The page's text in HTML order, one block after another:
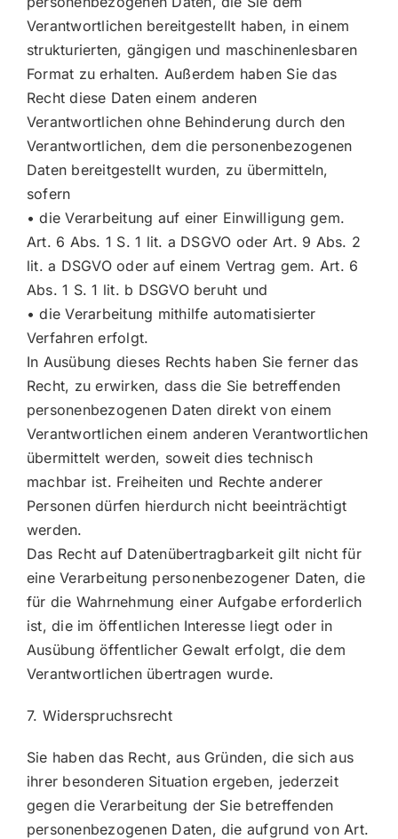
Verantwortlichen bereitgestellt haben, in einem
strukturierten, gängigen und maschinenlesbaren
Format zu erhalten. Außerdem haben Sie das
Recht diese Daten einem anderen
Verantwortlichen ohne Behinderung durch den
Verantwortlichen, dem die personenbezogenen
Daten bereitgestellt wurden, zu übermitteln,
sofern
• die Verarbeitung auf einer Einwilligung gem.
Art. 6 Abs. 1 S. 1 lit. a DSGVO oder Art. 9 Abs. 2
lit. a DSGVO oder auf einem Vertrag gem. Art. 6
Abs. 1 S. 1 lit. b DSGVO beruht und
• die Verarbeitung mithilfe automatisierter
Verfahren erfolgt.
In Ausübung dieses Rechts haben Sie ferner das
Recht, zu erwirken, dass die Sie betreffenden
personenbezogenen Daten direkt von einem
Verantwortlichen einem anderen Verantwortlichen
übermittelt werden, soweit dies technisch
machbar ist. Freiheiten und Rechte anderer
Personen dürfen hierdurch nicht beeinträchtigt
werden.
Das Recht auf Datenübertragbarkeit gilt nicht für
eine Verarbeitung personenbezogener Daten, die
für die Wahrnehmung einer Aufgabe erforderlich
ist, die im öffentlichen Interesse liegt oder in
Ausübung öffentlicher Gewalt erfolgt, die dem
Verantwortlichen übertragen wurde.
7. Widerspruchsrecht
Sie haben das Recht, aus Gründen, die sich aus
ihrer besonderen Situation ergeben, jederzeit
gegen die Verarbeitung der Sie betreffenden
personenbezogenen Daten, die aufgrund von Art.